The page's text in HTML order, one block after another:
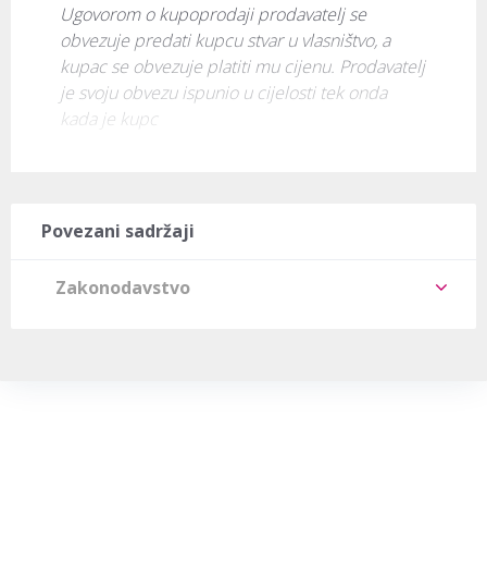
Ugovorom o kupoprodaji prodavatelj se
obvezuje predati kupcu stvar u vlasništvo, a
kupac se obvezuje platiti mu cijenu. Prodavatelj
je svoju obvezu ispunio u cijelosti tek onda
kada je kupc
Povezani sadržaji
Zakonodavstvo